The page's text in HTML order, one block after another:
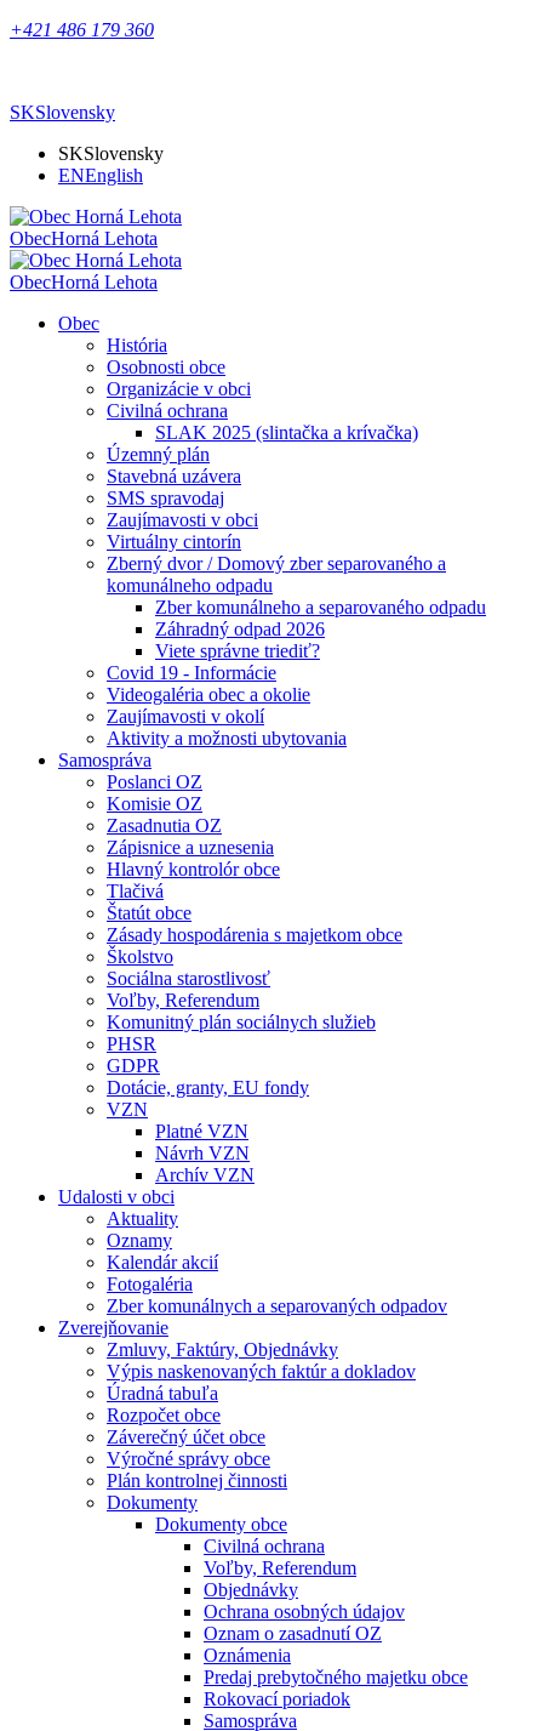
+421 486 179 360
SKSlovensky
SKSlovensky
ENEnglish
ObecHorná Lehota
ObecHorná Lehota
Obec
História
Osobnosti obce
Organizácie v obci
Civilná ochrana
SLAK 2025 (slintačka a krívačka)
Územný plán
Stavebná uzávera
SMS spravodaj
Zaujímavosti v obci
Virtuálny cintorín
Zberný dvor / Domový zber separovaného a
komunálneho odpadu
Zber komunálneho a separovaného odpadu
Záhradný odpad 2026
Viete správne triediť?
Covid 19 - Informácie
Videogaléria obec a okolie
Zaujímavosti v okolí
Aktivity a možnosti ubytovania
Samospráva
Poslanci OZ
Komisie OZ
Zasadnutia OZ
Zápisnice a uznesenia
Hlavný kontrolór obce
Tlačivá
Štatút obce
Zásady hospodárenia s majetkom obce
Školstvo
Sociálna starostlivosť
Voľby, Referendum
Komunitný plán sociálnych služieb
PHSR
GDPR
Dotácie, granty, EU fondy
VZN
Platné VZN
Návrh VZN
Archív VZN
Udalosti v obci
Aktuality
Oznamy
Kalendár akcií
Fotogaléria
Zber komunálnych a separovaných odpadov
Zverejňovanie
Zmluvy, Faktúry, Objednávky
Výpis naskenovaných faktúr a dokladov
Úradná tabuľa
Rozpočet obce
Záverečný účet obce
Výročné správy obce
Plán kontrolnej činnosti
Dokumenty
Dokumenty obce
Civilná ochrana
Voľby, Referendum
Objednávky
Ochrana osobných údajov
Oznam o zasadnutí OZ
Oznámenia
Predaj prebytočného majetku obce
Rokovací poriadok
Samospráva